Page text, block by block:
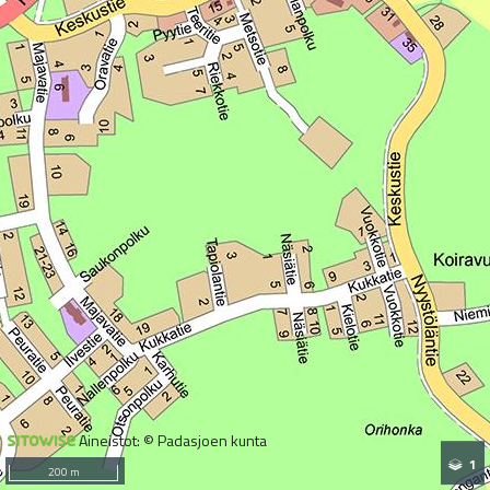
Aineistot: © Padasjoen kunta
200 m 1